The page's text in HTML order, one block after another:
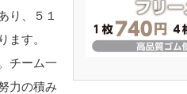
り、５１
ます。
チーム一
力の積み